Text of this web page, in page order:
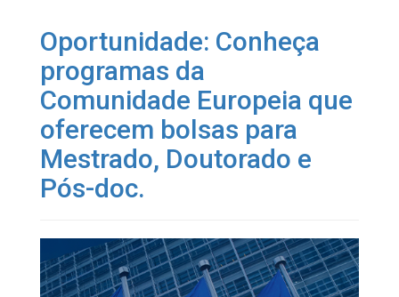
Oportunidade: Conheça
programas da
Comunidade Europeia que
oferecem bolsas para
Mestrado, Doutorado e
Pós-doc.